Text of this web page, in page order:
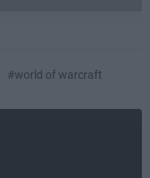
#world of warcraft